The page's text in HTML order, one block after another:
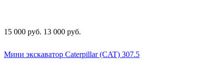
15 000 руб. 13 000 руб.
Мини экскаватор Caterpillar (CAT) 307.5